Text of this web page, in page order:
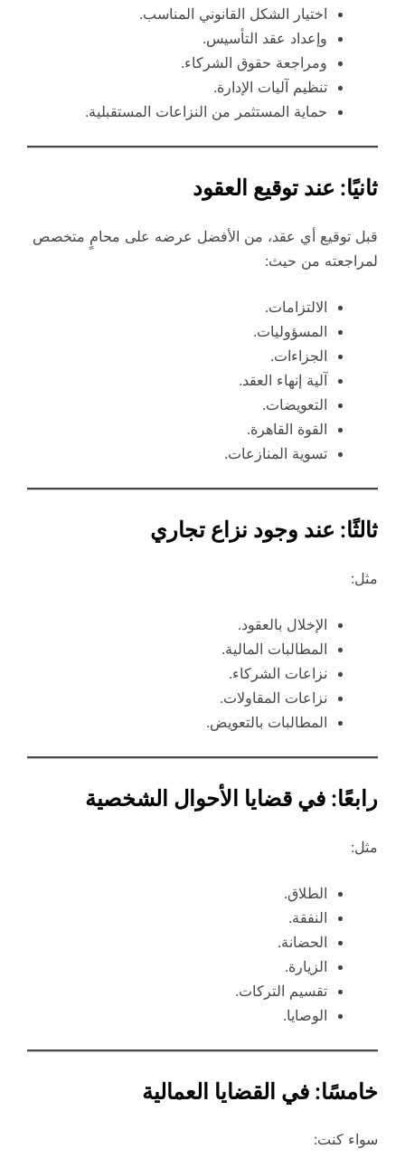
اختيار الشكل القانوني المناسب.
وإعداد عقد التأسيس.
ومراجعة حقوق الشركاء.
تنظيم آليات الإدارة.
حماية المستثمر من النزاعات المستقبلية.
ثانيًا: عند توقيع العقود
قبل توقيع أي عقد، من الأفضل عرضه على محامٍ متخصص
لمراجعته من حيث:
الالتزامات.
المسؤوليات.
الجزاءات.
آلية إنهاء العقد.
التعويضات.
القوة القاهرة.
تسوية المنازعات.
ثالثًا: عند وجود نزاع تجاري
مثل:
الإخلال بالعقود.
المطالبات المالية.
نزاعات الشركاء.
نزاعات المقاولات.
المطالبات بالتعويض.
رابعًا: في قضايا الأحوال الشخصية
مثل:
الطلاق.
النفقة.
الحضانة.
الزيارة.
تقسيم التركات.
الوصايا.
خامسًا: في القضايا العمالية
سواء كنت: